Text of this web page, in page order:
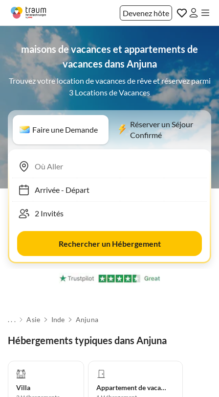
Devenez hôte
maisons de vacances et appartements de
vacances dans Anjuna
Trouvez votre location de vacances de rêve et réservez parmi
3 Locations de Vacances
Faire une Demande
Réserver un Séjour
Confirmé
Arrivée- Départ
Rechercher un Hébergement
. . . Asie Inde Anjuna
Hébergements typiques dans Anjuna
Villa Appartement de vacances